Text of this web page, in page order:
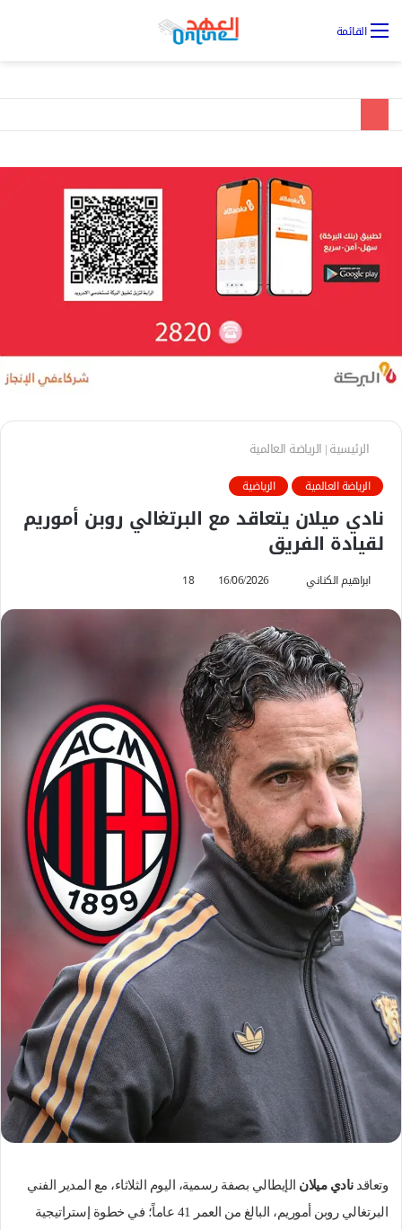
القائمة
الرئيسية| الرياضة العالمية
الرياضة العالمية الرياضية
نادي ميلان يتعاقد مع البرتغالي روبن أموريم
لقيادة الفريق
ابراهيم الكناني
س
ل
ب
ر
ي
د
ا
إ
ل
ك
ت
ر
و
ن
ا
16/06/2026
18
وتعاقدنادي ميلان الإيطالي بصفة رسمية، اليوم الثلاثاء، مع المدير الفني
البرتغالي روبن أموريم، البالغ من العمر 41 عاماً؛ في خطوة إستراتيجية